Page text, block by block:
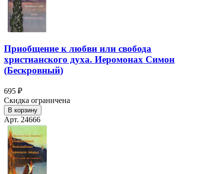
Приобщение к любви или свобода
христианского духа. Иеромонах Симон
(Бескровный)
695 ₽
Скидка ограничена
В корзину
Арт. 24666